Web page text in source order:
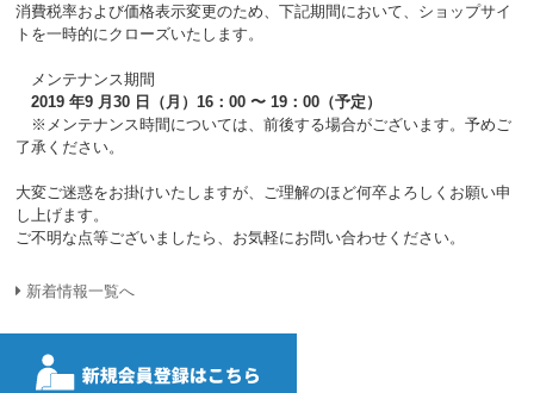
消費税率および価格表示変更のため、下記期間において、ショップサイ
トを一時的にクローズいたします。
メンテナンス期間
2019 年9 月30 日（月）16：00 〜 19：00（予定）
※メンテナンス時間については、前後する場合がございます。予めご
了承ください。
大変ご迷惑をお掛けいたしますが、ご理解のほど何卒よろしくお願い申
し上げます。
ご不明な点等ございましたら、お気軽にお問い合わせください。
新着情報一覧へ